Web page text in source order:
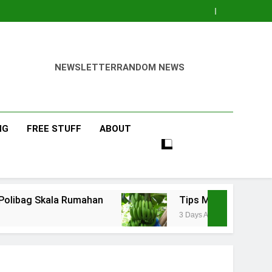
NEWSLETTERRANDOM NEWS
FREE STUFF ABOUT
Tips Menanam Pisang : Pentingnya
3 Days Ago